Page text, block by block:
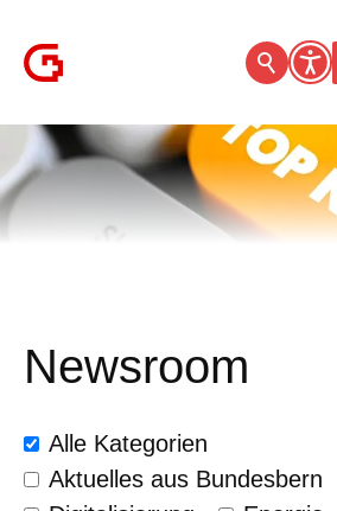
Newsroom
Alle Kategorien
Aktuelles aus Bundesbern